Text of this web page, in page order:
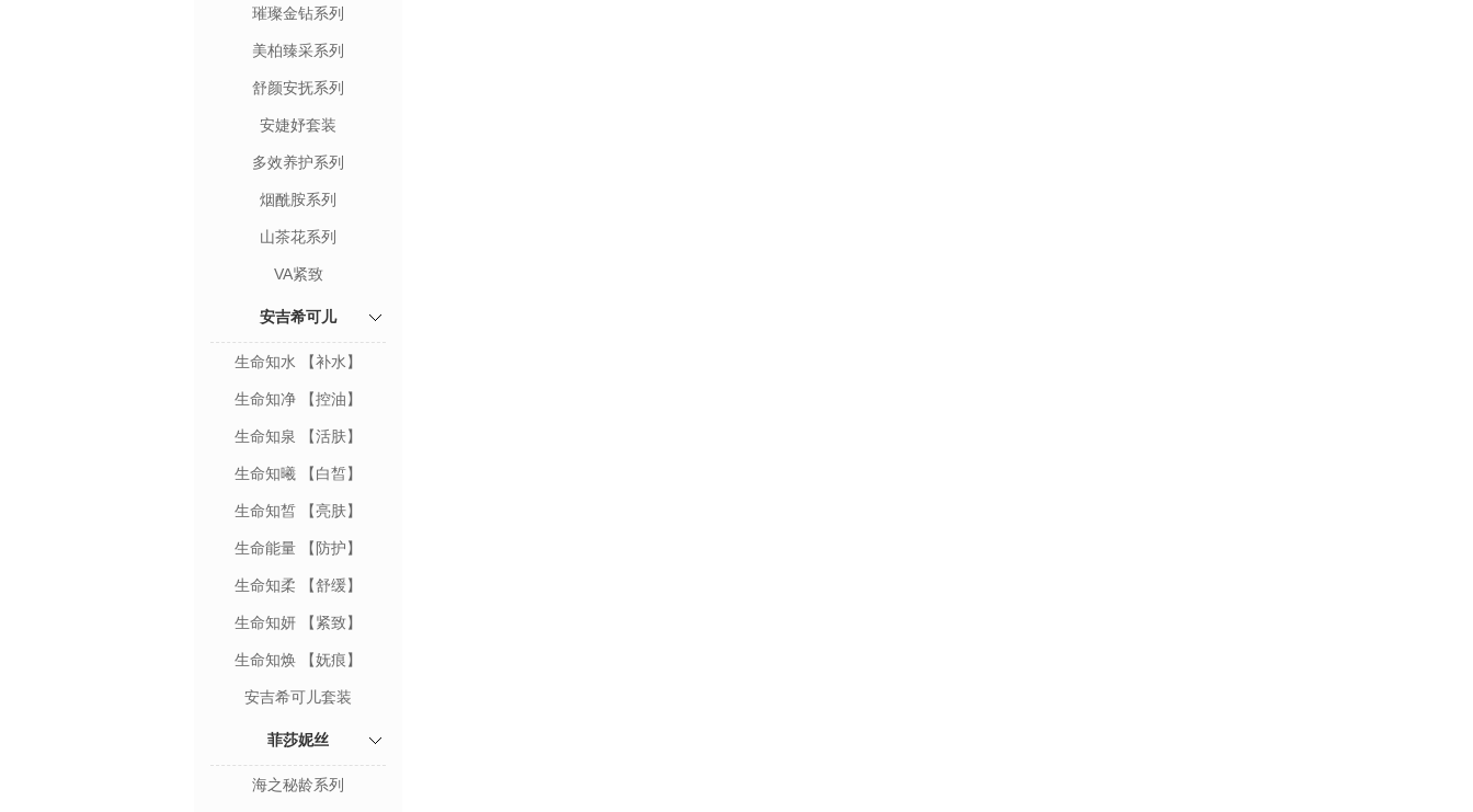
璀璨金钻系列
美柏臻采系列
舒颜安抚系列
安婕妤套装
多效养护系列
烟酰胺系列
山茶花系列
VA紧致
安吉希可儿
生命知水 【补水】
生命知净 【控油】
生命知泉 【活肤】
生命知曦 【白皙】
生命知皙 【亮肤】
生命能量 【防护】
生命知柔 【舒缓】
生命知妍 【紧致】
生命知焕 【妩痕】
安吉希可儿套装
菲莎妮丝
海之秘龄系列